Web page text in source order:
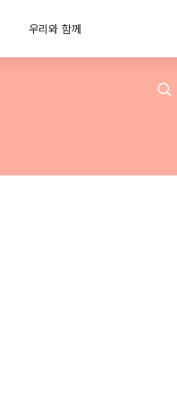
우리와 함께